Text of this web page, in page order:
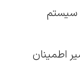
سیستم
اطمینان